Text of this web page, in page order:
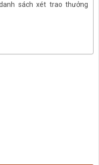
sách xét trao thưởng